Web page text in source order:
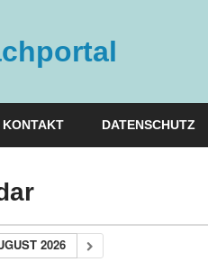
KONTAKT DATENSCHUTZ
2026